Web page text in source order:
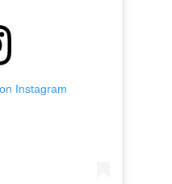
Instagram